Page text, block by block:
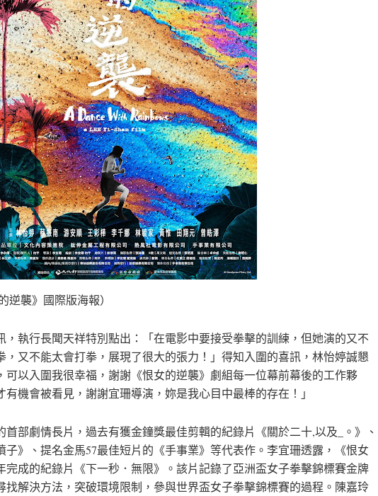
逆襲》國際版海報）
執行長聞天祥特別點出：「在電影中要接受拳擊的訓練，但她演的又不
，又不能太會打拳，展現了很大的張力！」得知入圍的喜訊，林怡婷誠懇
可以入圍我很幸福，謝謝《恨女的逆襲》劇組每一位幕前幕後的工作夥
機會被看見，謝謝宜珊導演，妳是我心目中最棒的存在！」
首部劇情長片，過去有獲金鐘獎最佳剪輯的紀錄片《關於二十,以及_。》、
子》、提名金馬57最佳短片的《手事業》等代表作。李宜珊透露，《恨女
完成的紀錄片《下一秒．無限》。該片記錄了亞洲盃女子拳擊錦標賽金牌
找解決方法，突破環境限制，參與世界盃女子拳擊錦標賽的過程。陳嘉玲